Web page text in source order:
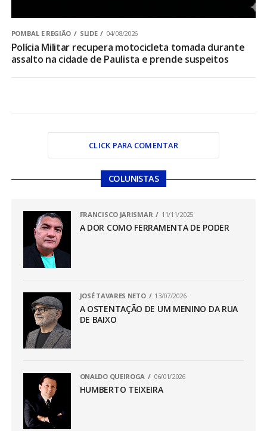
POMBAL E REGIÃO SLIDE 04/08/2026
Polícia Militar recupera motocicleta tomada durante
assalto na cidade de Paulista e prende suspeitos
CLICK PARA COMENTAR
COLUNISTAS
FRANCISCO JARISMAR 11/11/2025
A DOR COMO FERRAMENTA DE PODER
JOSÉ TAVARES NETO 13/07/2026
A OSTENTAÇÃO DE UM MENINO DA RUA
DE BAIXO
ONALDO QUEIROGA 06/01/2026
HUMBERTO TEIXEIRA